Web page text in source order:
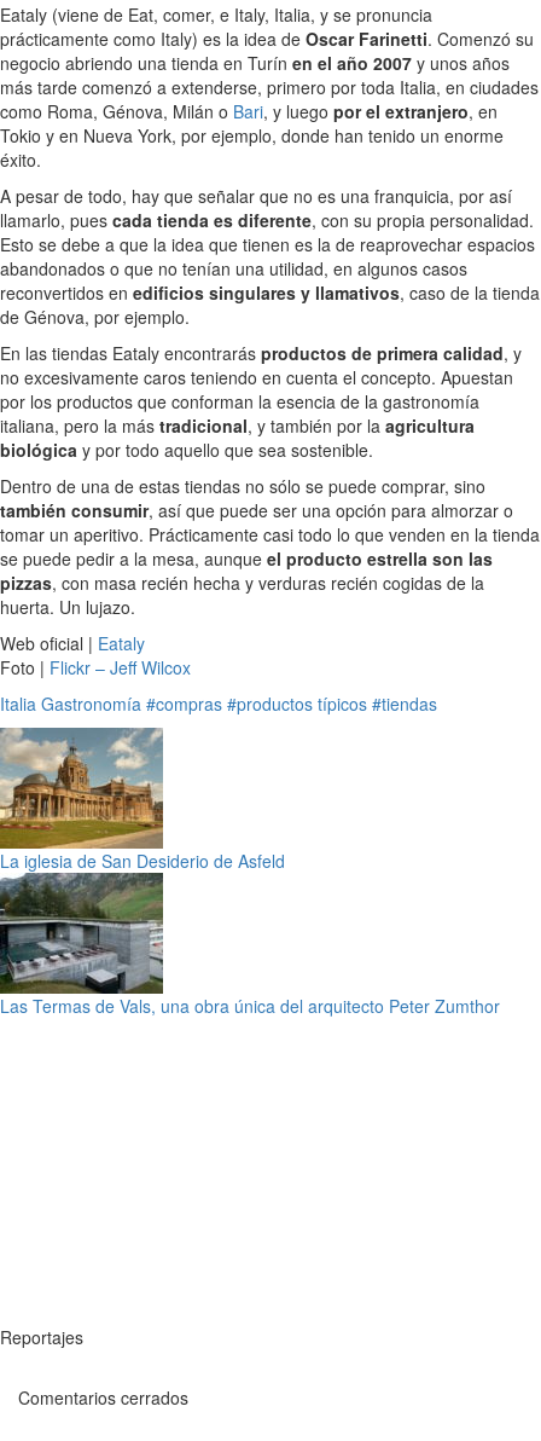
Eataly (viene de Eat, comer, e Italy, Italia, y se pronuncia
prácticamente como Italy) es la idea de Oscar Farinetti. Comenzó su
negocio abriendo una tienda en Turín en el año 2007 y unos años
más tarde comenzó a extenderse, primero por toda Italia, en ciudades
como Roma, Génova, Milán o Bari, y luego por el extranjero, en
Tokio y en Nueva York, por ejemplo, donde han tenido un enorme
éxito.
A pesar de todo, hay que señalar que no es una franquicia, por así
llamarlo, pues cada tienda es diferente, con su propia personalidad.
Esto se debe a que la idea que tienen es la de reaprovechar espacios
abandonados o que no tenían una utilidad, en algunos casos
reconvertidos en edificios singulares y llamativos, caso de la tienda
de Génova, por ejemplo.
En las tiendas Eataly encontrarás productos de primera calidad, y
no excesivamente caros teniendo en cuenta el concepto. Apuestan
por los productos que conforman la esencia de la gastronomía
italiana, pero la más tradicional, y también por la agricultura
biológica y por todo aquello que sea sostenible.
Dentro de una de estas tiendas no sólo se puede comprar, sino
también consumir, así que puede ser una opción para almorzar o
tomar un aperitivo. Prácticamente casi todo lo que venden en la tienda
se puede pedir a la mesa, aunque el producto estrella son las
pizzas, con masa recién hecha y verduras recién cogidas de la
huerta. Un lujazo.
Web oficial | Eataly
Foto | Flickr – Jeff Wilcox
Italia Gastronomía #compras #productos típicos #tiendas
La iglesia de San Desiderio de Asfeld
Las Termas de Vals, una obra única del arquitecto Peter Zumthor
Reportajes
Comentarios cerrados